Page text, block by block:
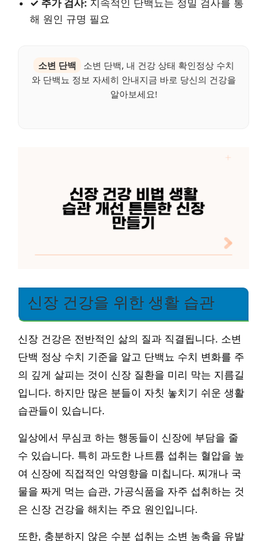
✓ 추가 검사: 지속적인 단백뇨는 정밀 검사를 통
해 원인 규명 필요
소변 단백
소변 단백, 내 건강 상태 확인정상 수치
와 단백뇨 정보 자세히 안내지금 바로 당신의 건강을
알아보세요!
신장 건강을 위한 생활 습관
신장 건강은 전반적인 삶의 질과 직결됩니다. 소변
단백 정상 수치 기준을 알고 단백뇨 수치 변화를 주
의 깊게 살피는 것이 신장 질환을 미리 막는 지름길
입니다. 하지만 많은 분들이 자칫 놓치기 쉬운 생활
습관들이 있습니다.
일상에서 무심코 하는 행동들이 신장에 부담을 줄
수 있습니다. 특히 과도한 나트륨 섭취는 혈압을 높
여 신장에 직접적인 악영향을 미칩니다. 찌개나 국
물을 짜게 먹는 습관, 가공식품을 자주 섭취하는 것
은 신장 건강을 해치는 주요 원인입니다.
또한, 충분하지 않은 수분 섭취는 소변 농축을 유발